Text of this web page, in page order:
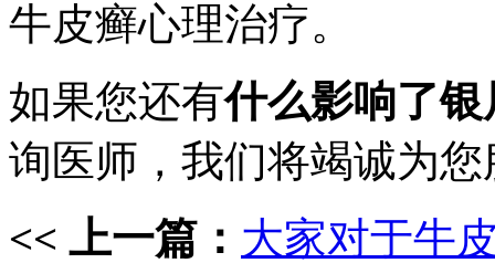
牛皮癣心理治疗。
如果您还有什么影响了
询医师，我们将竭诚为您
<< 上一篇： 大家对于牛